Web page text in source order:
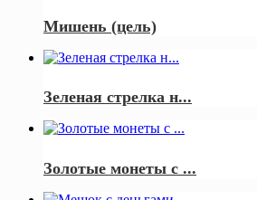
Мишень (цель)
Зеленая стрелка н...
Золотые монеты с ...